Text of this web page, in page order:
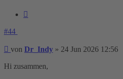
#44
Beitrag
von Dr_Indy » 24 Jun 2026 12:56
Hi zusammen,